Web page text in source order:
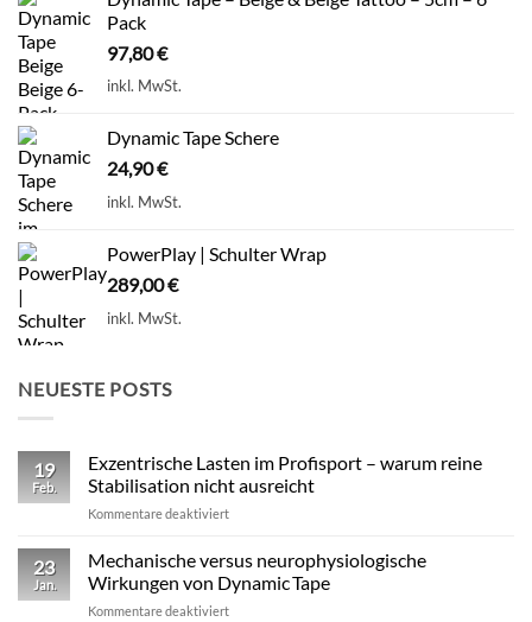
Pack
97,80€
inkl. MwSt.
Dynamic Tape Schere
24,90€
inkl. MwSt.
PowerPlay | Schulter Wrap
289,00€
inkl. MwSt.
NEUESTE POSTS
19
Feb.
Exzentrische Lasten im Profisport – warum reine
Stabilisation nicht ausreicht
Kommentare deaktiviertfür
im
Profisport
–
23
Jan.
Mechanische versus neurophysiologische
Wirkungen von Dynamic Tape
Kommentare deaktiviertfür